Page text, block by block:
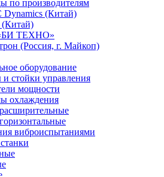
по производителям
Dynamics (Китай)
ТЕХНО»
(Россия, г. Майкоп)
оборудование
стойки управления
мощности
охлаждения
виброиспытаниями